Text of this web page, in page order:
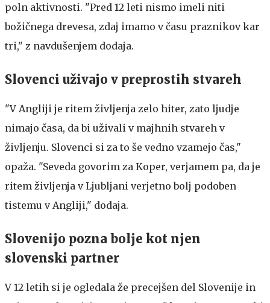
poln aktivnosti. "Pred 12 leti nismo imeli niti
božičnega drevesa, zdaj imamo v času praznikov kar
tri," z navdušenjem dodaja.
Slovenci uživajo v preprostih stvareh
"V Angliji je ritem življenja zelo hiter, zato ljudje
nimajo časa, da bi uživali v majhnih stvareh v
življenju. Slovenci si za to še vedno vzamejo čas,"
opaža. "Seveda govorim za Koper, verjamem pa, da je
ritem življenja v Ljubljani verjetno bolj podoben
tistemu v Angliji," dodaja.
Slovenijo pozna bolje kot njen
slovenski partner
V 12 letih si je ogledala že precejšen del Slovenije in